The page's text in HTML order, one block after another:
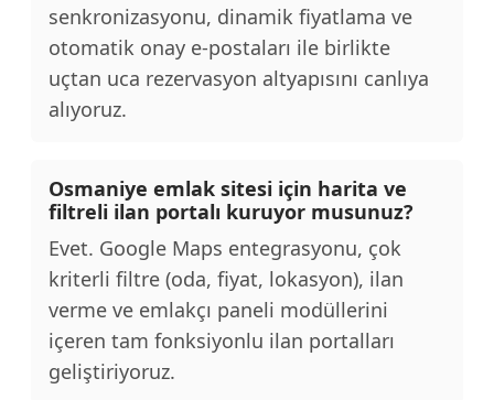
senkronizasyonu, dinamik fiyatlama ve
otomatik onay e-postaları ile birlikte
uçtan uca rezervasyon altyapısını canlıya
alıyoruz.
Osmaniye emlak sitesi için harita ve
filtreli ilan portalı kuruyor musunuz?
Evet. Google Maps entegrasyonu, çok
kriterli filtre (oda, fiyat, lokasyon), ilan
verme ve emlakçı paneli modüllerini
içeren tam fonksiyonlu ilan portalları
geliştiriyoruz.